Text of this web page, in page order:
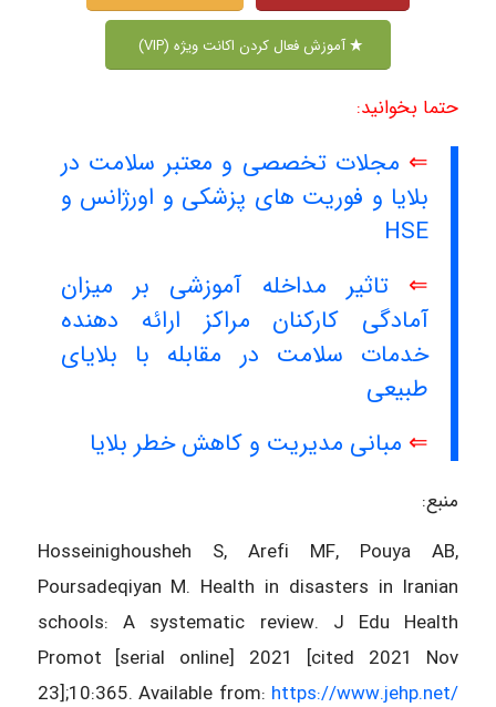
آموزش فعال کردن اکانت ویژه (VIP)
حتما بخوانید:
⇐ مجلات تخصصی و معتبر سلامت در
بلایا و فوریت های پزشکی و اورژانس و
HSE
⇐ تاثیر مداخله آموزشی بر میزان
آمادگی کارکنان مراکز ارائه دهنده
خدمات سلامت در مقابله با بلایای
طبیعی
⇐ مبانی مدیریت و کاهش خطر بلایا
منبع:
Hosseinighousheh S, Arefi MF, Pouya AB,
Poursadeqiyan M. Health in disasters in Iranian
schools: A systematic review. J Edu Health
Promot [serial online] 2021 [cited 2021 Nov
23];10:365. Available from: https://www.jehp.net/